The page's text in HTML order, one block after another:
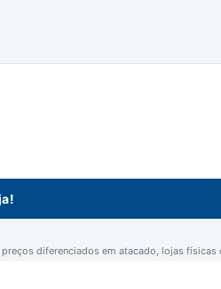
diferenciados em atacado, lojas físicas